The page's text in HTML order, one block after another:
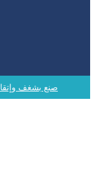
© 2026 | صنع بشغف